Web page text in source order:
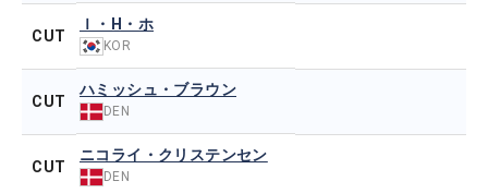
CUT
Ｉ・H・ホ
KOR
CUT
ハミッシュ・ブラウン
DEN
CUT
ニコライ・クリステンセン
DEN